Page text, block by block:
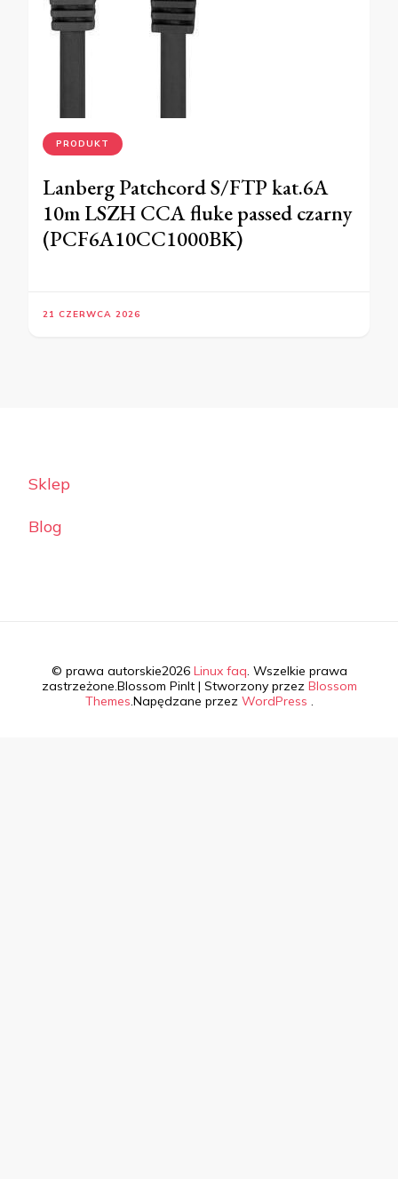
PRODUKT
Lanberg Patchcord S/FTP kat.6A
10m LSZH CCA fluke passed czarny
(PCF6A10CC1000BK)
21 CZERWCA 2026
Sklep
Blog
© prawa autorskie2026 Linux faq. Wszelkie prawa
zastrzeżone.Blossom PinIt | Stworzony przez Blossom
Themes.Napędzane przez WordPress .